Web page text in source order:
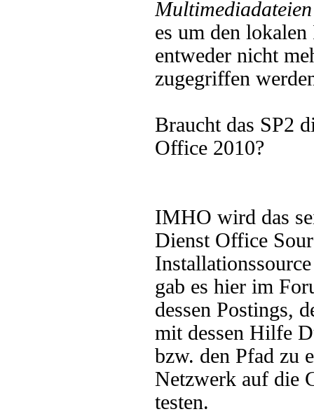
es um den
entweder nicht
zugegriffen
Braucht das SP2
Office 2010?
IMHO wird das
Dienst Office
gab es hier im
dessen Postings,
mit dessen Hilfe
bzw. den Pfad zu
Netzwerk auf die
testen.